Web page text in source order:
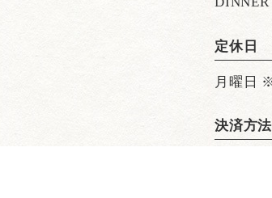
定休日
月曜日
決済方法